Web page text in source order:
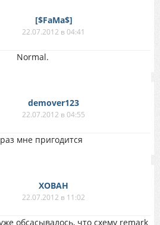
[$FaMa$]
22.07.2012 в 04:41
Normal.
demover123
22.07.2012 в 04:55
мне пригодится
XOBAH
22.07.2012 в 11:02
обсасывалось, что схему remark